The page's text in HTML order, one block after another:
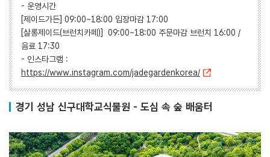
- 운영시간
[제이드가든] 09:00~18:00 입장마감 17:00
[살롱제이드(브런치카페)] 09:00~18:00 주문마감 브런치 16:00 /
음료 17:30
- 인스타그램 :
https://www.instagram.com/jadegardenkorea/
경기 성남 신구대학교식물원 - 도심 속 숲 배움터